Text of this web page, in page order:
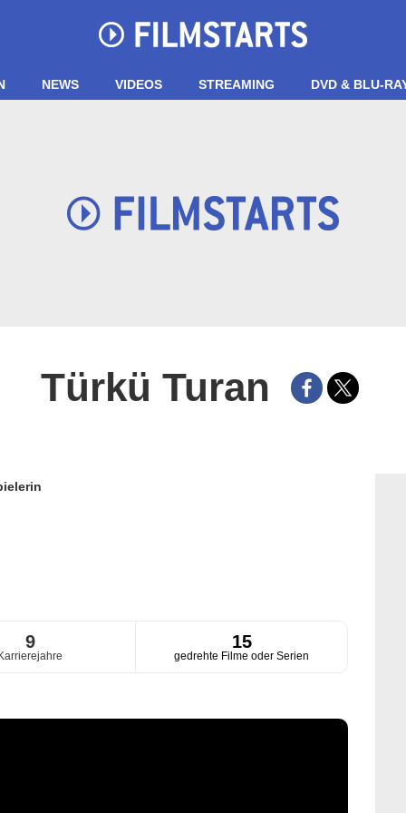
NEWS VIDEOS STREAMING DVD & BLU-
Türkü Turan
9 15
gedrehte Filme oder Serien